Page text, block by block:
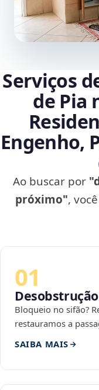
Serviços
de Pia
Engenho,
Ao buscar por
próximo",
01
Bloqueio no sifão?
restauramos a
SAIBA MAIS